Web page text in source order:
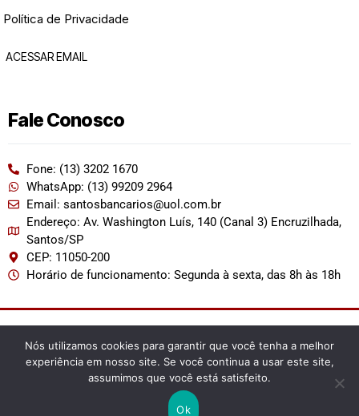
Política de Privacidade
ACESSAR EMAIL
Fale Conosco
Fone: (13) 3202 1670
WhatsApp: (13) 99209 2964
Email: santosbancarios@uol.com.br
Endereço: Av. Washington Luís, 140 (Canal 3) Encruzilhada,
Santos/SP
CEP: 11050-200
Horário de funcionamento: Segunda à sexta, das 8h às 18h
Nós utilizamos cookies para garantir que você tenha a melhor
experiência em nosso site. Se você continua a usar este site,
assumimos que você está satisfeito.
Ok